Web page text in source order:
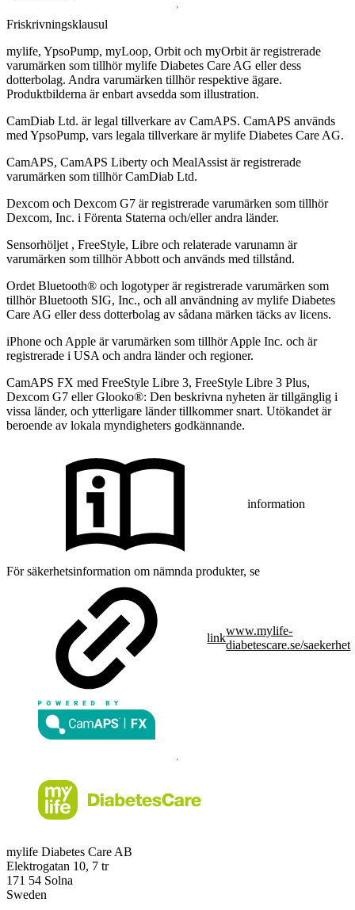
Friskrivningsklausul
mylife, YpsoPump, myLoop, Orbit och myOrbit är registrerade
varumärken som tillhör mylife Diabetes Care AG eller dess
dotterbolag. Andra varumärken tillhör respektive ägare.
Produktbilderna är enbart avsedda som illustration.
CamDiab Ltd. är legal tillverkare av CamAPS. CamAPS används
med YpsoPump, vars legala tillverkare är mylife Diabetes Care AG.
CamAPS, CamAPS Liberty och MealAssist är registrerade
varumärken som tillhör CamDiab Ltd.
Dexcom och Dexcom G7 är registrerade varumärken som tillhör
Dexcom, Inc. i Förenta Staterna och/eller andra länder.
Sensorhöljet , FreeStyle, Libre och relaterade varunamn är
varumärken som tillhör Abbott och används med tillstånd.
Ordet Bluetooth® och logotyper är registrerade varumärken som
tillhör Bluetooth SIG, Inc., och all användning av mylife Diabetes
Care AG eller dess dotterbolag av sådana märken täcks av licens.
iPhone och Apple är varumärken som tillhör Apple Inc. och är
registrerade i USA och andra länder och regioner.
CamAPS FX med FreeStyle Libre 3, FreeStyle Libre 3 Plus,
Dexcom G7 eller Glooko®: Den beskrivna nyheten är tillgänglig i
vissa länder, och ytterligare länder tillkommer snart. Utökandet är
beroende av lokala myndigheters godkännande.
information
För säkerhetsinformation om nämnda produkter, se
link
www.mylife-
diabetescare.se/saekerhet
mylife Diabetes Care AB
Elektrogatan 10, 7 tr
171 54 Solna
Sweden